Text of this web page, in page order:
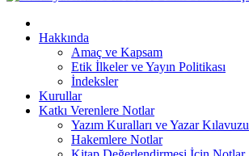
Hakkında
Amaç ve Kapsam
Etik İlkeler ve Yayın Politikası
İndeksler
Kurullar
Katkı Verenlere Notlar
Yazım Kuralları ve Yazar Kılavuzu
Hakemlere Notlar